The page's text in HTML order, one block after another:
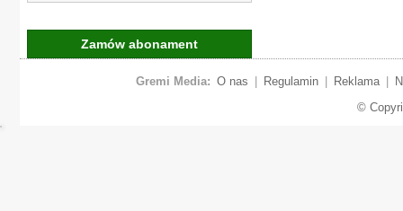
Zamów abonament
Gremi Media: O nas Regulamin Reklama
©